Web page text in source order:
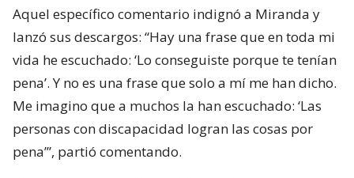
Aquel específico comentario indignó a Miranda y
lanzó sus descargos: “Hay una frase que en toda mi
vida he escuchado: ‘Lo conseguiste porque te tenían
pena’. Y no es una frase que solo a mí me han dicho.
Me imagino que a muchos la han escuchado: ‘Las
personas con discapacidad logran las cosas por
pena’”, partió comentando.